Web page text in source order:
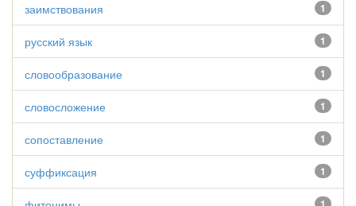
1
заимствования
1
русский язык
1
словообразование
1
словосложение
1
сопоставление
1
суффиксация